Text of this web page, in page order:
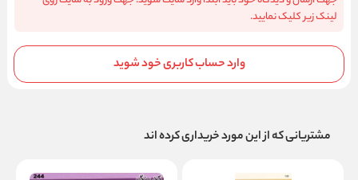
لینک زیر کلیک نمایید.
وارد حساب کاربری خود شوید
مشتریانی که از این مورد خریداری کرده اند